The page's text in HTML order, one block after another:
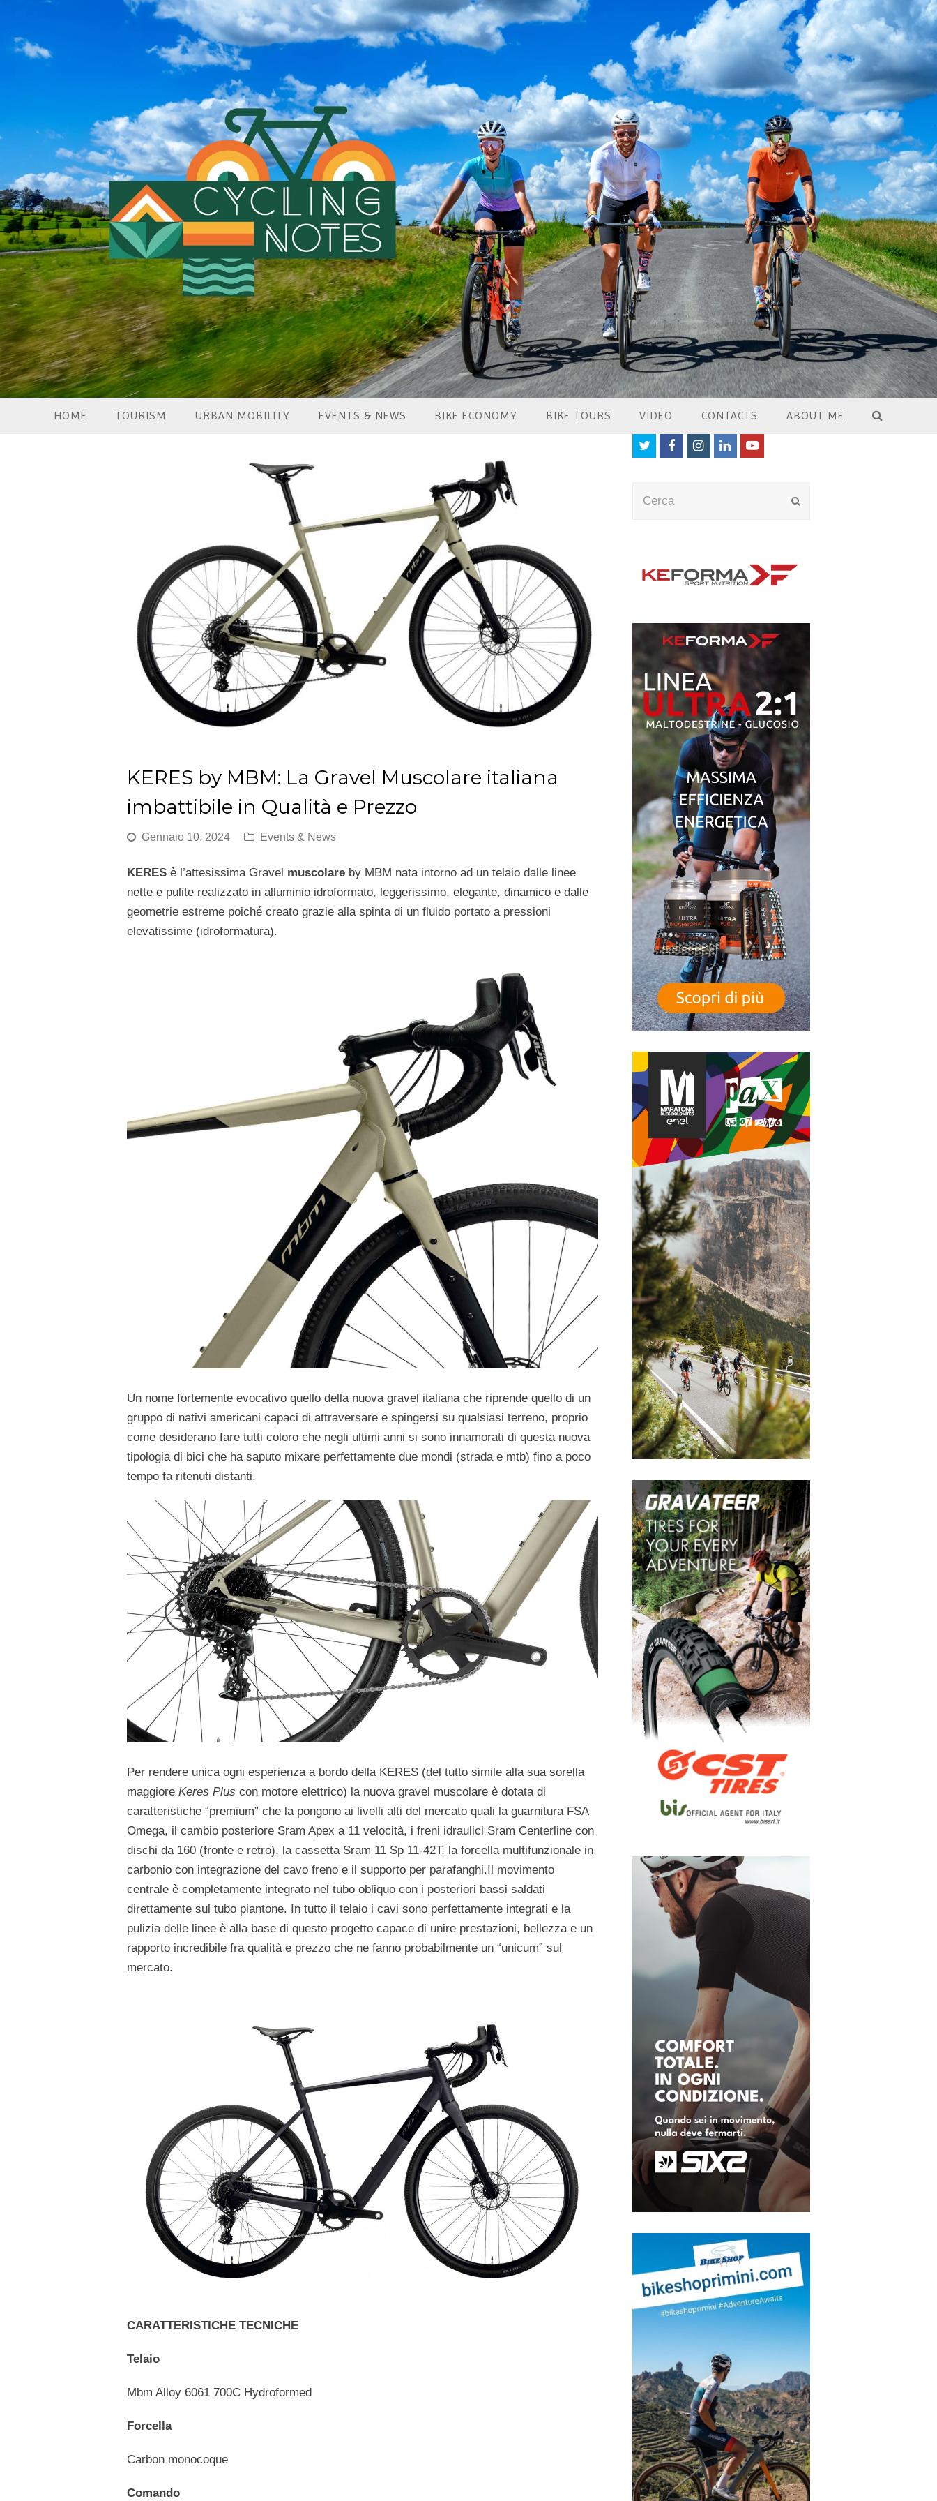
HOME TOURISM URBAN MOBILITY EVENTS & NEWS BIKE ECONOMY BIKE TOURS VIDEO CONTACTS ABOUT ME
KERES by MBM: La Gravel Muscolare italiana
imbattibile in Qualità e Prezzo
Gennaio 10, 2024 Events & News
KERES è l’attesissima Gravel muscolare by MBM nata intorno ad un telaio dalle linee
nette e pulite realizzato in alluminio idroformato, leggerissimo, elegante, dinamico e dalle
geometrie estreme poiché creato grazie alla spinta di un fluido portato a pressioni
elevatissime (idroformatura).
Un nome fortemente evocativo quello della nuova gravel italiana che riprende quello di un
gruppo di nativi americani capaci di attraversare e spingersi su qualsiasi terreno, proprio
come desiderano fare tutti coloro che negli ultimi anni si sono innamorati di questa nuova
tipologia di bici che ha saputo mixare perfettamente due mondi (strada e mtb) fino a poco
tempo fa ritenuti distanti.
Per rendere unica ogni esperienza a bordo della KERES (del tutto simile alla sua sorella
maggiore Keres Plus con motore elettrico) la nuova gravel muscolare è dotata di
caratteristiche “premium” che la pongono ai livelli alti del mercato quali la guarnitura FSA
Omega, il cambio posteriore Sram Apex a 11 velocità, i freni idraulici Sram Centerline con
dischi da 160 (fronte e retro), la cassetta Sram 11 Sp 11-42T, la forcella multifunzionale in
carbonio con integrazione del cavo freno e il supporto per parafanghi.Il movimento
centrale è completamente integrato nel tubo obliquo con i posteriori bassi saldati
direttamente sul tubo piantone. In tutto il telaio i cavi sono perfettamente integrati e la
pulizia delle linee è alla base di questo progetto capace di unire prestazioni, bellezza e un
rapporto incredibile fra qualità e prezzo che ne fanno probabilmente un “unicum” sul
mercato.
CARATTERISTICHE TECNICHE
Telaio
Mbm Alloy 6061 700C Hydroformed
Forcella
Carbon monocoque
Comando
TwitterFacebookInstagram
LinkedInYoutube